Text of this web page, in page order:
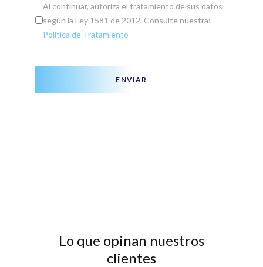
Al continuar, autoriza el tratamiento de sus datos
según la Ley 1581 de 2012. Consulte nuestra:
Política de Tratamiento
ENVIAR
Lo que opinan nuestros
clientes